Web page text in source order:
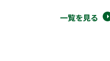
一覧を見る